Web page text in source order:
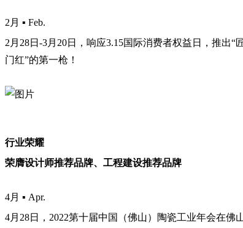
2月 ▪ Feb.
2月28日-3月20日，响应3.15国际消费者权益日，推出
门红”的第一枪！
行业荣耀
荣膺设计师推荐品牌、工程建设推荐品牌
4月 ▪ Apr.
4月28日，2022第十届中国（佛山）陶瓷工业年会在